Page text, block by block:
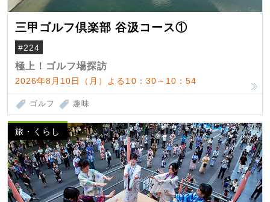
三甲ゴルフ倶楽部 谷汲コース①
#224
極上！ゴルフ場探訪
2026年8月10日（月）よる10：30～10：54
ゴルフ 趣味
旅・くらし